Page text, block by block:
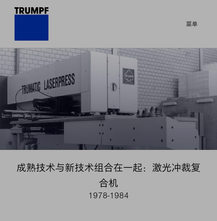
菜单
成熟技术与新技术组合在一起：激光冲裁复
合机
1978-1984